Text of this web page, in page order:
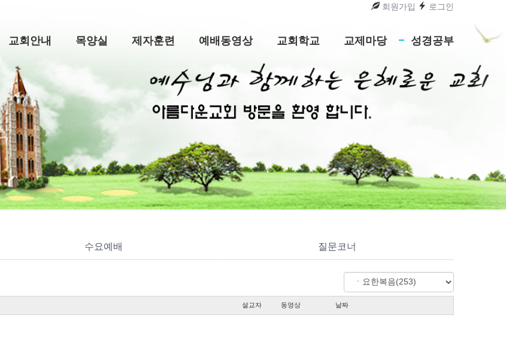
회원가입 로그인
교회안내 목양실 제자훈련 예배동영상 교회학교 교제마당 성경공부
수요예배 질문코너
설교자 동영상 날짜